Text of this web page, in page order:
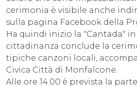
cerimonia è visibile anche
sulla pagina Facebook della
Ha quindi inizio la "Cantada"
cittadinanza conclude la
tipiche canzoni locali,
Civica Città di Monfalcone.
Alle ore 14.00 è prevista la